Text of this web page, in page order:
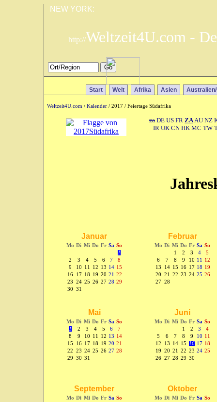
NEW YORK:
http://Weltzeit4U.com -
Start Welt Afrika Asien
Weltzeit4U.com / Kalender / 2017 / Feiertage Südafrika
za DE US FR ZAAU NZ
IR UK CN HK MC TW
Januar
Mo Di Mi Do Fr Sa So
1
2
3 4 5 6 7
8
9
10 11 12 13 14 15
16
17 18 19 20 21 22
23
24 25 26 27 28 29
30
31
Februar
Mo Di Mi Do Fr Sa So
1
2 3 4
5
6
7 8 9 10 11 12
13
14 15 16 17 18 19
20
21 22 23 24 25 26
27 28
Mai
Mo Di Mi Do Fr Sa So
1
2 3 4 5 6
7
8
9 10 11 12 13 14
15
16 17 18 19 20 21
22
23 24 25 26 27 28
29
30 31
Juni
Mo Di Mi Do Fr Sa So
1
2 3
4
5
6 7 8 9 10 11
12
13 14 15 16 17 18
19
20 21 22 23 24 25
26 27 28 29 30
September
Mo Di Mi Do Fr Sa So
Oktober
Mo Di Mi Do Fr Sa So